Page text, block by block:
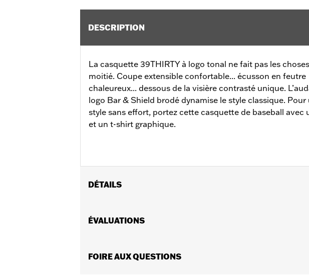
DESCRIPTION
La casquette 39THIRTY à logo tonal ne fait pas les
moitié. Coupe extensible confortable... écusson en feutre
chaleureux... dessous de la visière contrasté unique.
logo Bar & Shield brodé dynamise le style classique. Pour
style sans effort, portez cette casquette de baseball avec
et un t-shirt graphique.
DÉTAILS
GARANTIE:Garantie limitée de 90 jours – Rendez-vous au
ÉVALUATIONS
FOIRE AUX QUESTIONS